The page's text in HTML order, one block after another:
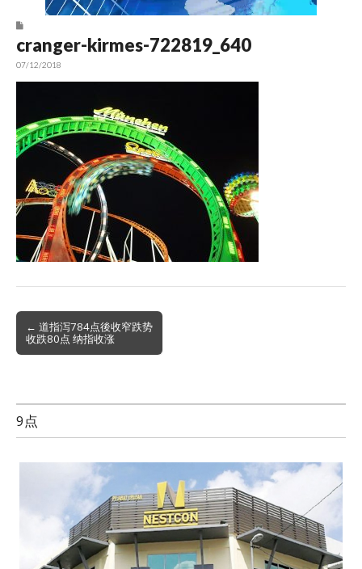
cranger-kirmes-722819_640
07/12/2018
Post
navigation
← 道指泻784点後收窄跌势
收跌80点 纳指收涨
9点